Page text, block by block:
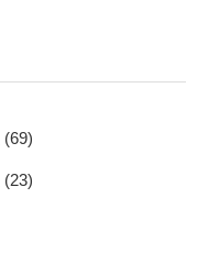
(69)
(23)